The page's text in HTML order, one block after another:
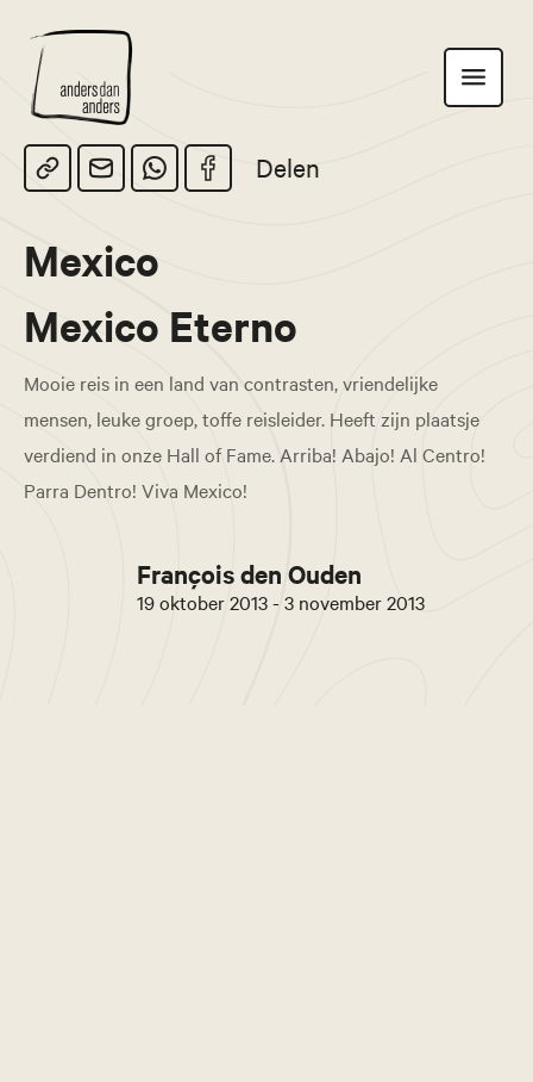
Anders
dan
Anders
Toon
navigatie
Delen
Mexico
Mexico Eterno
Mooie reis in een land van contrasten, vriendelijke
mensen, leuke groep, toffe reisleider. Heeft zijn plaatsje
verdiend in onze Hall of Fame. Arriba! Abajo! Al Centro!
Parra Dentro! Viva Mexico!
François den Ouden
19 oktober 2013 - 3 november 2013